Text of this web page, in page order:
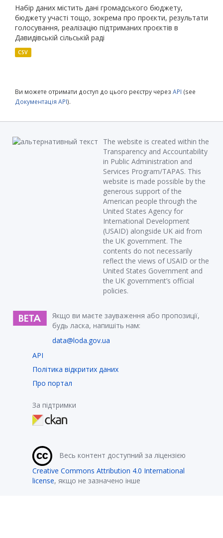
Набір даних містить дані громадського бюджету,
бюджету участі тощо, зокрема про проєкти, результати
голосування, реалізацію підтриманих проєктів в
Давидівській сільській раді
CSV
Ви можете отримати доступ до цього реєстру через API (see
Документація API).
The website is created within the
Transparency and Accountability
in Public Administration and
Services Program/TAPAS. This
website is made possible by the
generous support of the
American people through the
United States Agency for
International Development
(USAID) alongside UK aid from
the UK government. The
contents do not necessarily
reflect the views of USAID or the
United States Government and
the UK government’s official
policies.
Якщо ви маєте зауваження або пропозиції,
будь ласка, напишіть нам:
data@loda.gov.ua
API
Політика відкритих даних
Про портал
За підтримки
Весь контент доступний за ліцензією
Creative Commons Attribution 4.0 International
license, якщо не зазначено інше